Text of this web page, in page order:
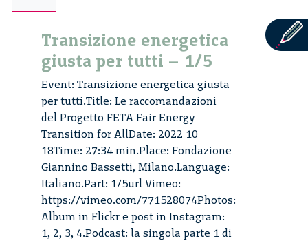
Transizione energetica
giusta per tutti – 1/5
Event: Transizione energetica giusta
per tutti.Title: Le raccomandazioni
del Progetto FETA Fair Energy
Transition for AllDate: 2022 10
18Time: 27:34 min.Place: Fondazione
Giannino Bassetti, Milano.Language:
Italiano.Part: 1/5url Vimeo:
https://vimeo.com/771528074Photos:
Album in Flickr e post in Instagram:
1, 2, 3, 4.Podcast: la singola parte 1 di